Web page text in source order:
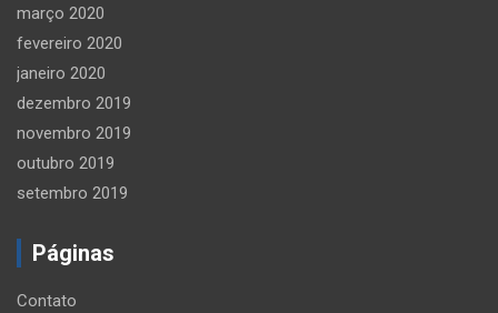
março 2020
fevereiro 2020
janeiro 2020
dezembro 2019
novembro 2019
outubro 2019
setembro 2019
Páginas
Contato